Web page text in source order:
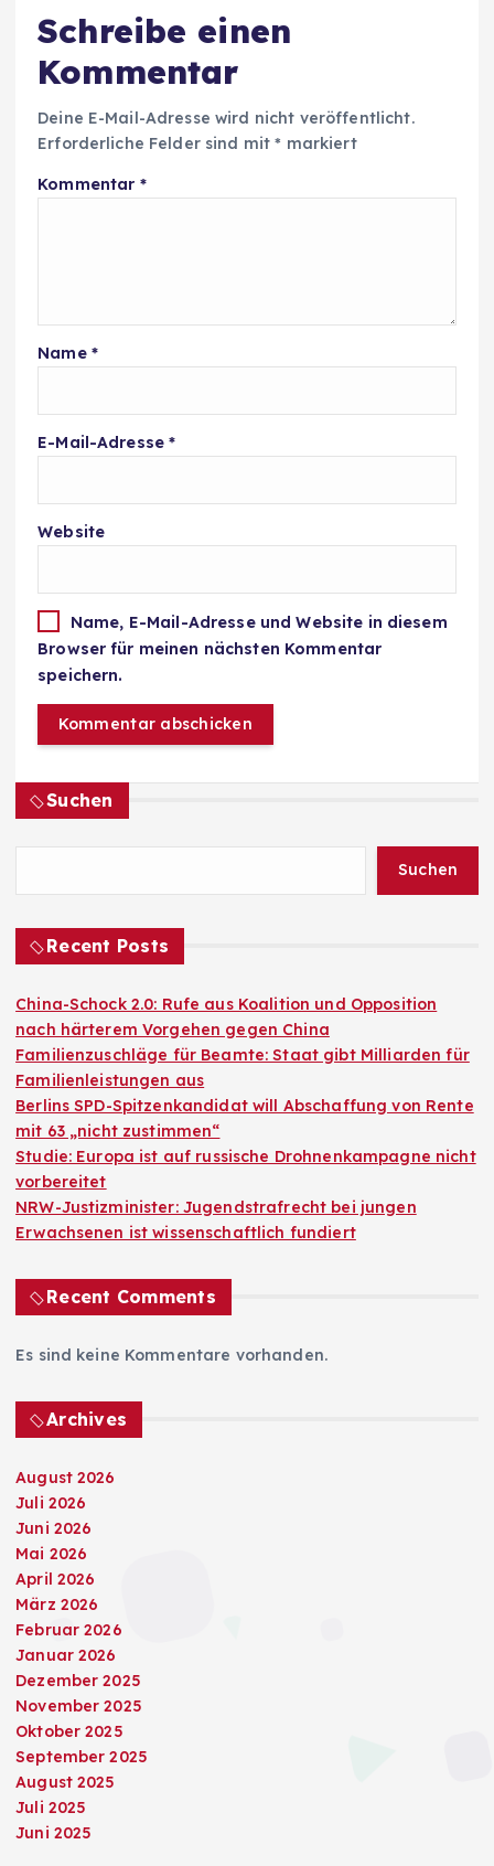
Schreibe einen
Kommentar
Deine E-Mail-Adresse wird nicht veröffentlicht.
Erforderliche Felder sind mit* markiert
Kommentar *
Name *
E-Mail-Adresse*
Website
Name, E-Mail-Adresse und Website in diesem
Browser für meinen nächsten Kommentar
speichern.
Suchen
Suchen
Recent Posts
China-Schock 2.0: Rufe aus Koalition und Opposition
nach härterem Vorgehen gegen China
Familienzuschläge für Beamte: Staat gibt Milliarden für
Familienleistungen aus
Berlins SPD-Spitzenkandidat will Abschaffung von Rente
mit 63 „nicht zustimmen“
Studie: Europa ist auf russische Drohnenkampagne nicht
vorbereitet
NRW-Justizminister: Jugendstrafrecht bei jungen
Erwachsenen ist wissenschaftlich fundiert
Recent Comments
Es sind keine Kommentare vorhanden.
Archives
August 2026
Juli 2026
Juni 2026
Mai 2026
April 2026
März 2026
Februar 2026
Januar 2026
Dezember 2025
November 2025
Oktober 2025
September 2025
August 2025
Juli 2025
Juni 2025